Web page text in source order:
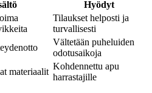
Hyödyt
Tilaukset helposti ja
turvallisesti
Vältetään puheluiden
odotusaikoja
materiaalit
Kohdennettu apu
harrastajille